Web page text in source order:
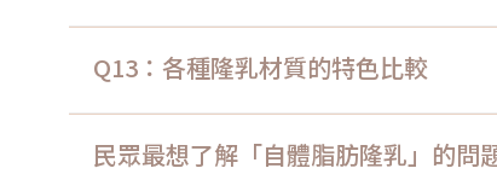
Q13：各種隆乳材質的特色比較
民眾最想了解「自體脂肪隆乳」的問